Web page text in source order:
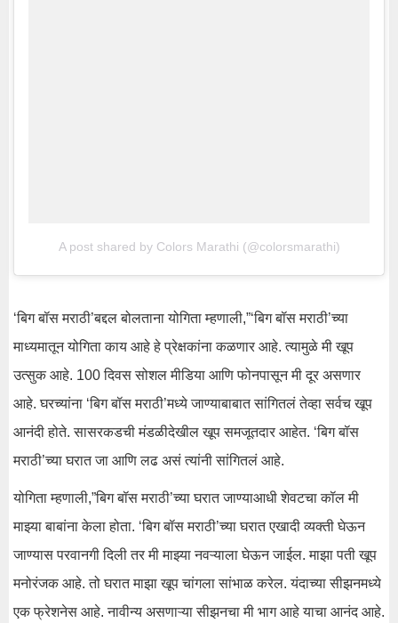
A post shared by Colors Marathi (@colorsmarathi)
‘बिग बॉस मराठी’बद्दल बोलताना योगिता म्हणाली,”‘बिग बॉस मराठी’च्या
माध्यमातून योगिता काय आहे हे प्रेक्षकांना कळणार आहे. त्यामुळे मी खूप
उत्सुक आहे. 100 दिवस सोशल मीडिया आणि फोनपासून मी दूर असणार
आहे. घरच्यांना ‘बिग बॉस मराठी’मध्ये जाण्याबाबात सांगितलं तेव्हा सर्वच खूप
आनंदी होते. सासरकडची मंडळीदेखील खूप समजूतदार आहेत. ‘बिग बॉस
मराठी’च्या घरात जा आणि लढ असं त्यांनी सांगितलं आहे.
योगिता म्हणाली,”बिग बॉस मराठी’च्या घरात जाण्याआधी शेवटचा कॉल मी
माझ्या बाबांना केला होता. ‘बिग बॉस मराठी’च्या घरात एखादी व्यक्ती घेऊन
जाण्यास परवानगी दिली तर मी माझ्या नवऱ्याला घेऊन जाईल. माझा पती खूप
मनोरंजक आहे. तो घरात माझा खूप चांगला सांभाळ करेल. यंदाच्या सीझनमध्ये
एक फ्रेशनेस आहे. नावीन्य असणाऱ्या सीझनचा मी भाग आहे याचा आनंद आहे.